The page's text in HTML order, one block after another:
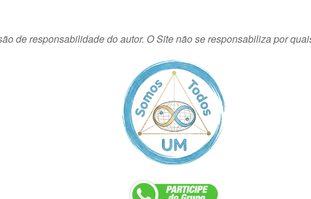
de responsabilidade do autor. O Site não se responsabiliza por